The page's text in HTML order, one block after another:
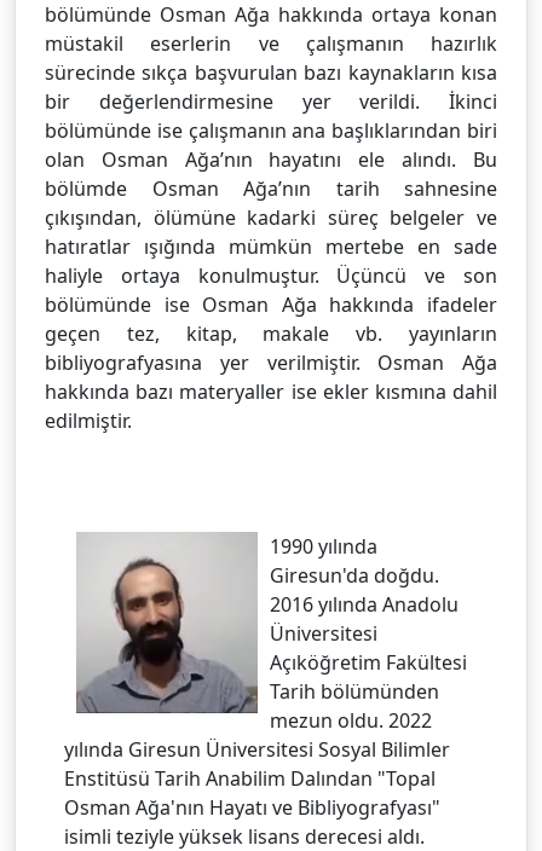
bölümünde Osman Ağa hakkında ortaya konan
müstakil eserlerin ve çalışmanın hazırlık
sürecinde sıkça başvurulan bazı kaynakların kısa
bir değerlendirmesine yer verildi. İkinci
bölümünde ise çalışmanın ana başlıklarından biri
olan Osman Ağa’nın hayatını ele alındı. Bu
bölümde Osman Ağa’nın tarih sahnesine
çıkışından, ölümüne kadarki süreç belgeler ve
hatıratlar ışığında mümkün mertebe en sade
haliyle ortaya konulmuştur. Üçüncü ve son
bölümünde ise Osman Ağa hakkında ifadeler
geçen tez, kitap, makale vb. yayınların
bibliyografyasına yer verilmiştir. Osman Ağa
hakkında bazı materyaller ise ekler kısmına dahil
edilmiştir.
1990 yılında
Giresun'da doğdu.
2016 yılında Anadolu
Üniversitesi
Açıköğretim Fakültesi
Tarih bölümünden
mezun oldu. 2022
yılında Giresun Üniversitesi Sosyal Bilimler
Enstitüsü Tarih Anabilim Dalından "Topal
Osman Ağa'nın Hayatı ve Bibliyografyası"
isimli teziyle yüksek lisans derecesi aldı.